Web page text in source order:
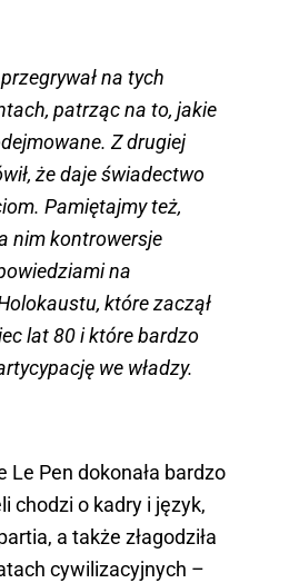
na tych
patrząc na to, jakie
Z drugiej
że daje świadectwo
Pamiętajmy też,
nim kontrowersje
na
które zaczął
lat 80 i które bardzo
we władzy.
Pen dokonała bardzo
chodzi o kadry i język,
a także złagodziła
cywilizacyjnych –